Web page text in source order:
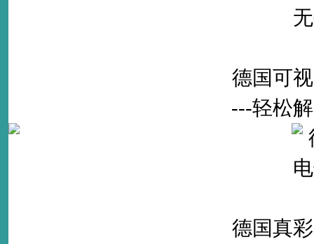
德国可
---轻松
德国真